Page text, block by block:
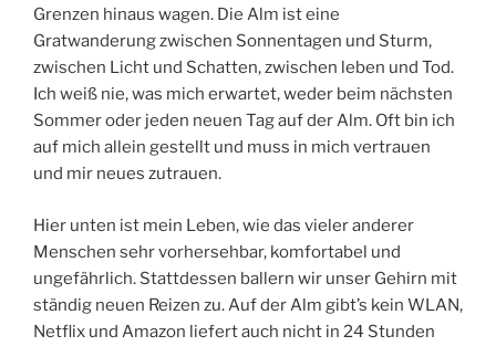
Grenzen hinaus wagen. Die Alm ist eine
Gratwanderung zwischen Sonnentagen und Sturm,
zwischen Licht und Schatten, zwischen leben und Tod.
Ich weiß nie, was mich erwartet, weder beim nächsten
Sommer oder jeden neuen Tag auf der Alm. Oft bin ich
auf mich allein gestellt und muss in mich vertrauen
und mir neues zutrauen.
Hier unten ist mein Leben, wie das vieler anderer
Menschen sehr vorhersehbar, komfortabel und
ungefährlich. Stattdessen ballern wir unser Gehirn mit
ständig neuen Reizen zu. Auf der Alm gibt’s kein WLAN,
Netflix und Amazon liefert auch nicht in 24 Stunden